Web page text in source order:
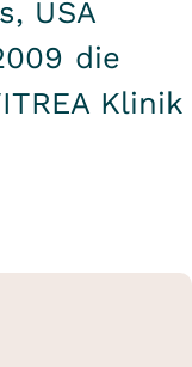
USA
die
Klinik